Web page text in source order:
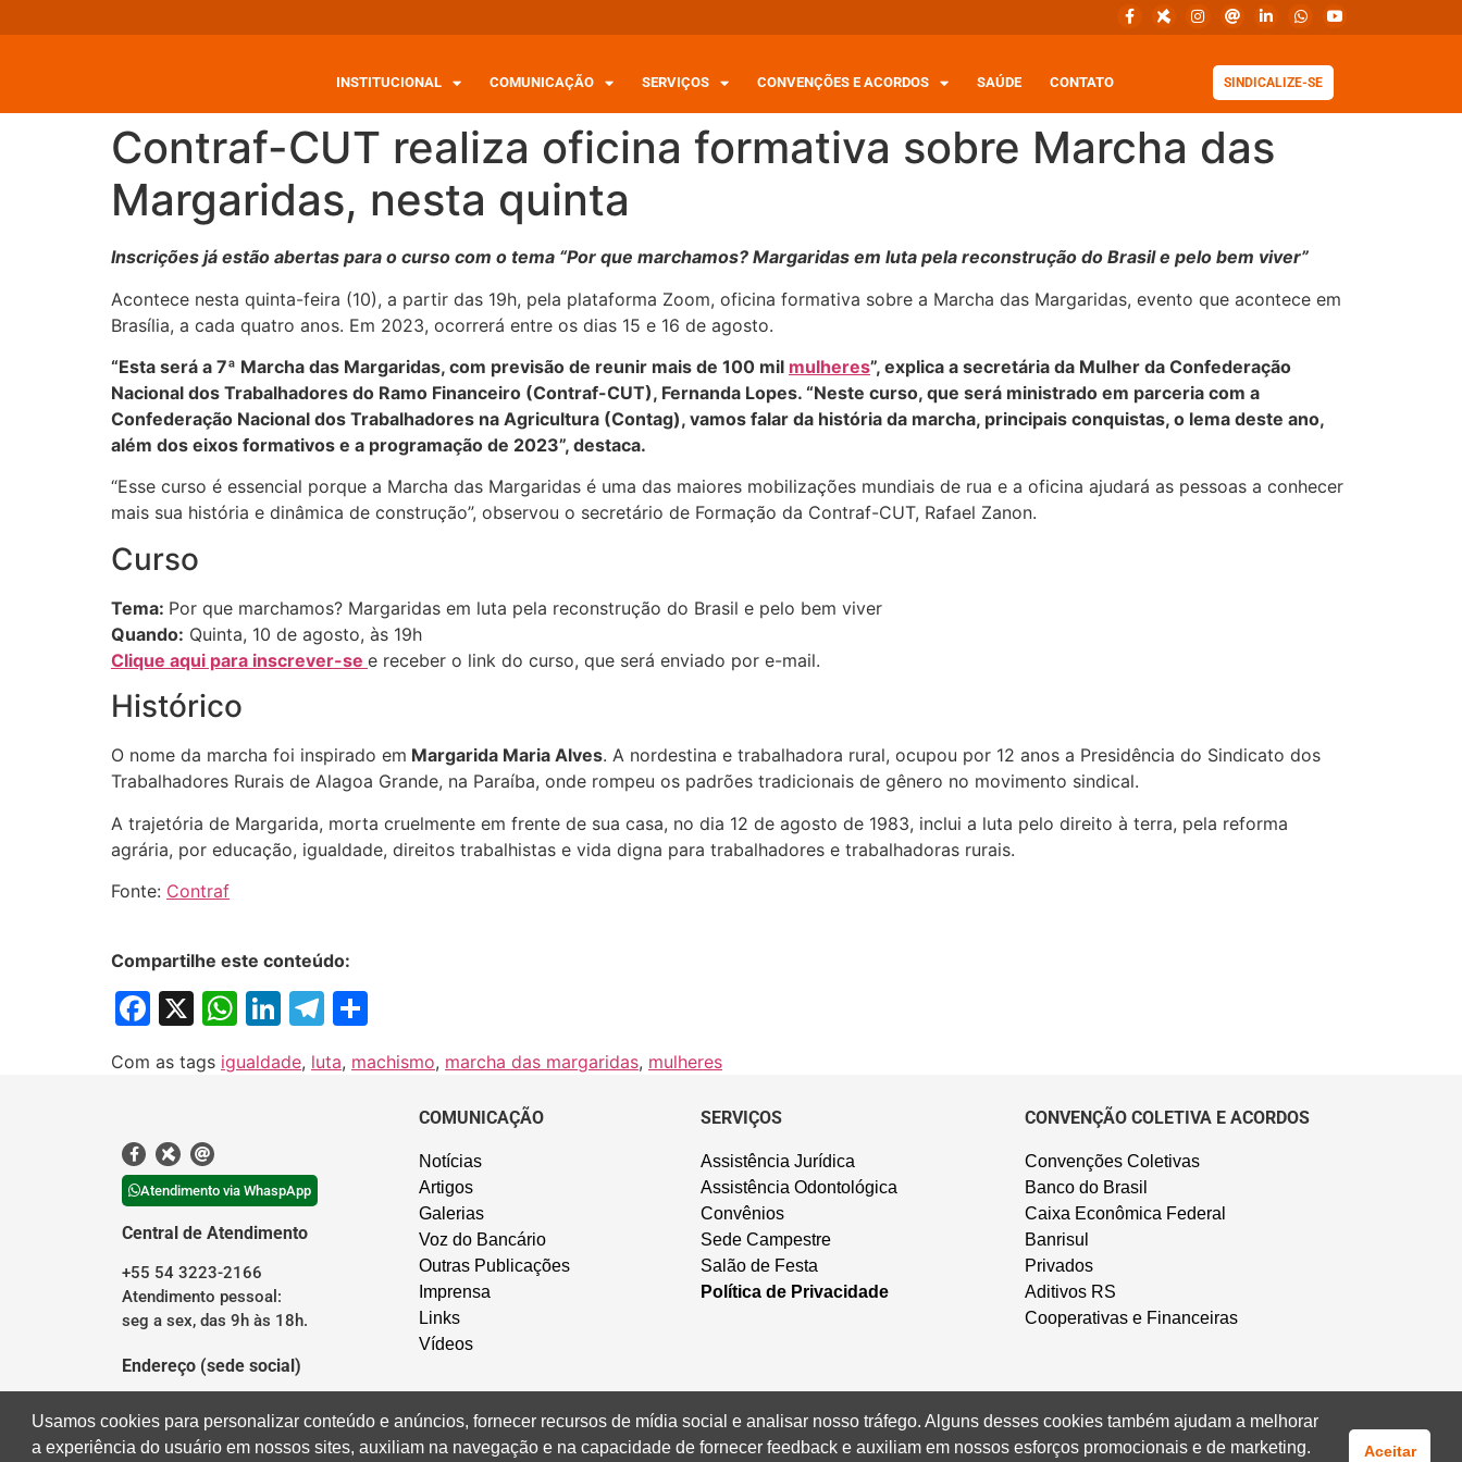
INSTITUCIONAL COMUNICAÇÃO SERVIÇOS CONVENÇÕES E ACORDOS SAÚDE CONTATO SINDICALIZE-SE
Contraf-CUT realiza oficina formativa sobre Marcha das
Margaridas, nesta quinta
Inscrições já estão abertas para o curso com o tema “Por que marchamos? Margaridas em luta pela reconstrução do Brasil e pelo bem viver”
Acontece nesta quinta-feira (10), a partir das 19h, pela plataforma Zoom, oficina formativa sobre a Marcha das Margaridas, evento que acontece em
Brasília, a cada quatro anos. Em 2023, ocorrerá entre os dias 15 e 16 de agosto.
“Esta será a 7ª Marcha das Margaridas, com previsão de reunir mais de 100 mil mulheres”, explica a secretária da Mulher da Confederação
Nacional dos Trabalhadores do Ramo Financeiro (Contraf-CUT), Fernanda Lopes. “Neste curso, que será ministrado em parceria com a
Confederação Nacional dos Trabalhadores na Agricultura (Contag), vamos falar da história da marcha, principais conquistas, o lema deste ano,
além dos eixos formativos e a programação de 2023”, destaca.
“Esse curso é essencial porque a Marcha das Margaridas é uma das maiores mobilizações mundiais de rua e a oficina ajudará as pessoas a conhecer
mais sua história e dinâmica de construção”, observou o secretário de Formação da Contraf-CUT, Rafael Zanon.
Curso
Tema: Por que marchamos? Margaridas em luta pela reconstrução do Brasil e pelo bem viver
Quando: Quinta, 10 de agosto, às 19h
Clique aqui para inscrever-se e receber o link do curso, que será enviado por e-mail.
Histórico
O nome da marcha foi inspirado em Margarida Maria Alves. A nordestina e trabalhadora rural, ocupou por 12 anos a Presidência do Sindicato dos
Trabalhadores Rurais de Alagoa Grande, na Paraíba, onde rompeu os padrões tradicionais de gênero no movimento sindical.
A trajetória de Margarida, morta cruelmente em frente de sua casa, no dia 12 de agosto de 1983, inclui a luta pelo direito à terra, pela reforma
agrária, por educação, igualdade, direitos trabalhistas e vida digna para trabalhadores e trabalhadoras rurais.
Fonte: Contraf
Compartilhe este conteúdo:
Facebook
X WhatsApp
LinkedIn
Telegram
Com as tags igualdade, luta, machismo, marcha das margaridas, mulheres
Atendimento via WhaspApp
Central de Atendimento
+55 54 3223-2166
Atendimento pessoal:
seg a sex, das 9h às 18h.
Endereço (sede social)
Centro – Caxias do Sul/RS
COMUNICAÇÃO
Notícias
Artigos
Galerias
Voz do Bancário
Outras Publicações
Imprensa
Links
Vídeos
SERVIÇOS
Assistência Jurídica
Assistência Odontológica
Convênios
Sede Campestre
Salão de Festa
Política de Privacidade
CONVENÇÃO COLETIVA E ACORDOS
Convenções Coletivas
Banco do Brasil
Caixa Econômica Federal
Banrisul
Privados
Aditivos RS
Cooperativas e Financeiras
Usamos cookies para personalizar conteúdo e anúncios, fornecer recursos de mídia social e analisar nosso tráfego. Alguns desses cookies também ajudam a melhorar
a experiência do usuário em nossos sites, auxiliam na navegação e na capacidade de fornecer feedback e auxiliam em nossos esforços promocionais e de marketing.
Aceitar